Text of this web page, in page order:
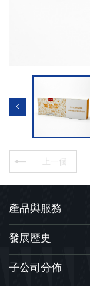
上一個
產品與服務
發展歷史
子公司分佈